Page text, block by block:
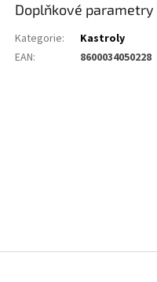
Doplňkové parametry
Kategorie:
Kastroly
EAN: 8600034050228